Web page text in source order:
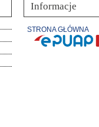
Informacje
STRONA GŁÓWNA